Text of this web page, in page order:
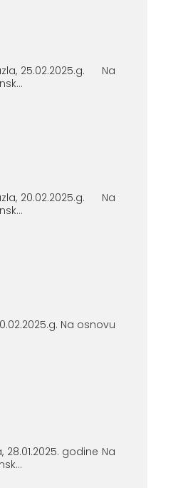
25.02.2025.g. Na
20.02.2025.g. Na
Na osnovu
godine Na